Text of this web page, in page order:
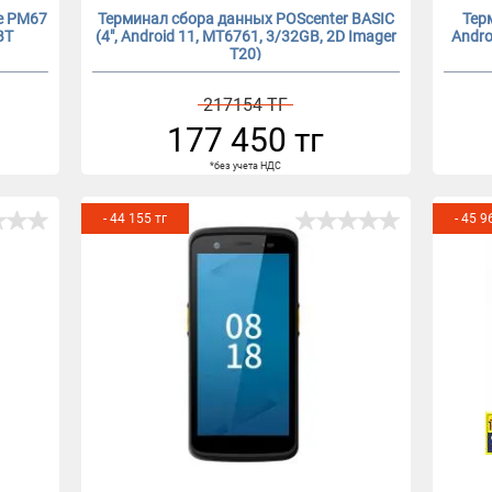
PM67
Терминал сбора данных POScenter BASIC
(4", Android 11, MT6761, 3/32GB, 2D Imager
T20)
217154 ТГ
177 450 тг
*без учета НДС
- 44 155 тг - 45